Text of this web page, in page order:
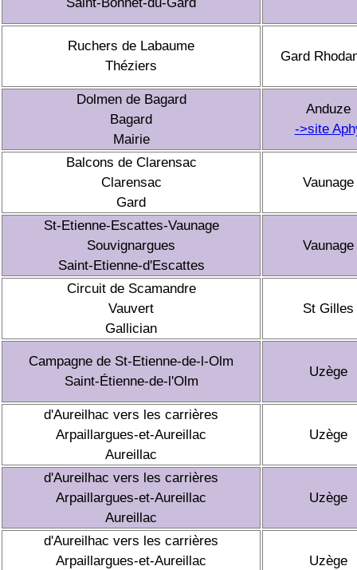
Saint-Bonnet-du-Gard
Ruchers de Labaume
Théziers
Gard
Dolmen de Bagard
Bagard
Mairie
Anduze
->site
Balcons de Clarensac
Clarensac
Gard
Vaunage
St-Etienne-Escattes-Vaunage
Souvignargues
Saint-Etienne-d'Escattes
Vaunage
Circuit de Scamandre
Vauvert
Gallician
St Gilles
Campagne de St-Etienne-de-l-Olm
Saint-Étienne-de-l'Olm
Uzège
d'Aureilhac vers les carrières
Arpaillargues-et-Aureillac
Aureillac
Uzège
d'Aureilhac vers les carrières
Arpaillargues-et-Aureillac
Aureillac
Uzège
d'Aureilhac vers les carrières
Arpaillargues-et-Aureillac
Uzège